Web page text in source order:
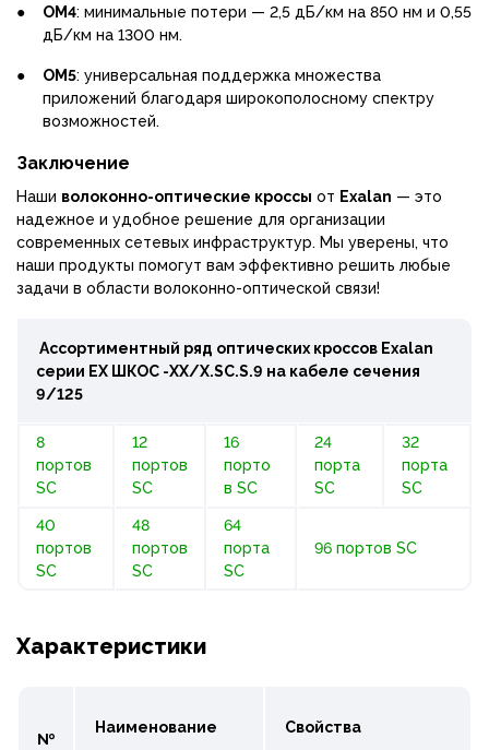
● OM4: минимальные потери — 2,5 дБ/км на 850 нм и 0,55
дБ/км на 1300 нм.
● OM5: универсальная поддержка множества
приложений благодаря широкополосному спектру
возможностей.
Заключение
Наши волоконно-оптические кроссы от Exalan — это
надежное и удобное решение для организации
современных сетевых инфраструктур. Мы уверены, что
наши продукты помогут вам эффективно решить любые
задачи в области волоконно-оптической связи!
Ассортиментный ряд оптических кроссов Exalan
серии ЕХ ШКОС -ХХ/Х.SC.S.9 на кабеле сечения
9/125
8
портов
SC
12
портов
SC
16
порто
в SC
24
порта
SC
32
порта
SC
40
портов
SC
48
портов
SC
64
порта
SC
96 портов SC
Характеристики
№
Наименование Свойства